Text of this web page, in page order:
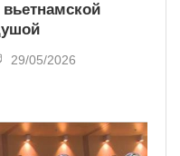
вьетнамской
29/05/2026